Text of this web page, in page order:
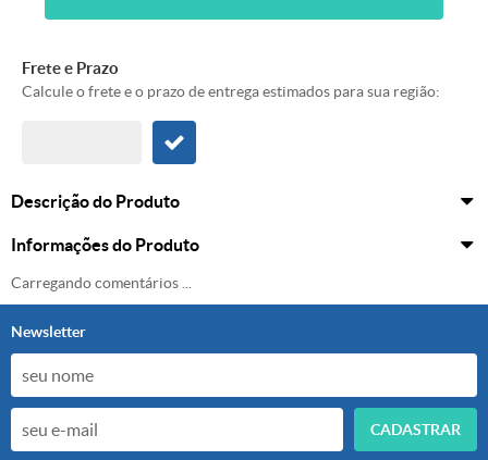
Frete e Prazo
Calcule o frete e o prazo de entrega estimados para sua região:
Descrição do Produto
Informações do Produto
Carregando comentários ...
Newsletter
CADASTRAR